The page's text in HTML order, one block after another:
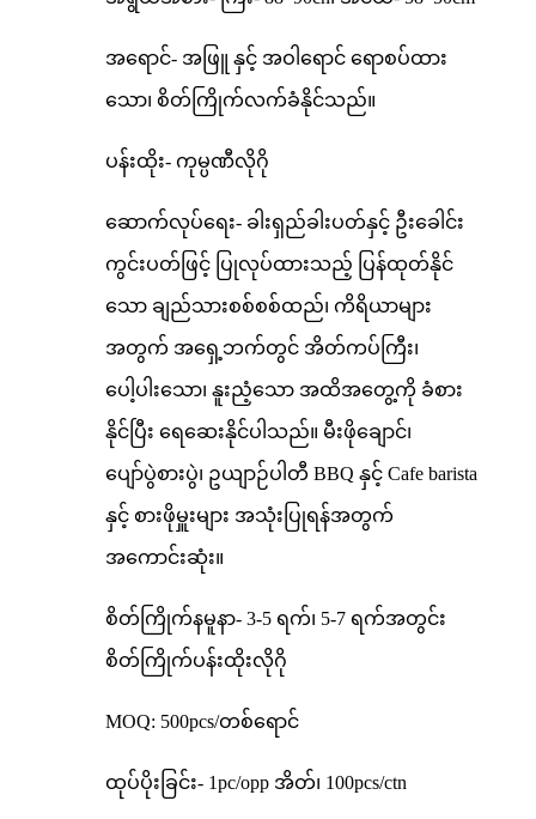
အရောင်- အဖြူ နှင့် အဝါရောင် ရောစပ်ထား
သော၊ စိတ်ကြိုက်လက်ခံနိုင်သည်။
ပန်းထိုး- ကုမ္ပဏီလိုဂို
ဆောက်လုပ်ရေး- ခါးရှည်ခါးပတ်နှင့် ဦးခေါင်း
ကွင်းပတ်ဖြင့် ပြုလုပ်ထားသည့် ပြန်ထုတ်နိုင်
သော ချည်သားစစ်စစ်ထည်၊ ကိရိယာများ
အတွက် အရှေ့ဘက်တွင် အိတ်ကပ်ကြီး၊
ပေါ့ပါးသော၊ နူးညံ့သော အထိအတွေ့ကို ခံစား
နိုင်ပြီး ရေဆေးနိုင်ပါသည်။ မီးဖိုချောင်၊
ပျော်ပွဲစားပွဲ၊ ဥယျာဉ်ပါတီ BBQ နှင့် Cafe barista
နှင့် စားဖိုမှူးများ အသုံးပြုရန်အတွက်
အကောင်းဆုံး။
စိတ်ကြိုက်နမူနာ- 3-5 ရက်၊ 5-7 ရက်အတွင်း
စိတ်ကြိုက်ပန်းထိုးလိုဂို
MOQ: 500pcs/တစ်ရောင်
ထုပ်ပိုးခြင်း- 1pc/opp အိတ်၊ 100pcs/ctn